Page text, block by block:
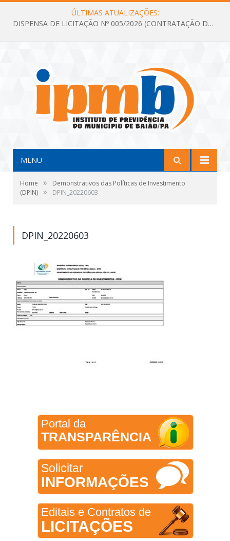
ÚLTIMAS ATUALIZAÇÕES:
DISPENSA DE LICITAÇÃO Nº 005/2026 (CONTRATAÇÃO DE SERVIÇOS TÉCNICOS DE CONSULTORIA E ASSESSORIA EM LICITAÇÃO COM ANÁLISE E ACOMPANHAMENTO DE PROCESSOS LICITATÓRIOS PARA ATENDER AS NECESSIDADES DO INSTITUTO DE PREVIDÊNCIA DO MUNICÍPIO DE BAIÃO – IPMB)
MENU
Home »
Demonstrativos das Políticas de Investimento
(DPIN) » DPIN_20220603
DPIN_20220603
Portal da
TRANSPARÊNCIA
Solicitar
INFORMAÇÕES
Editais e Contratos de
LICITAÇÕES